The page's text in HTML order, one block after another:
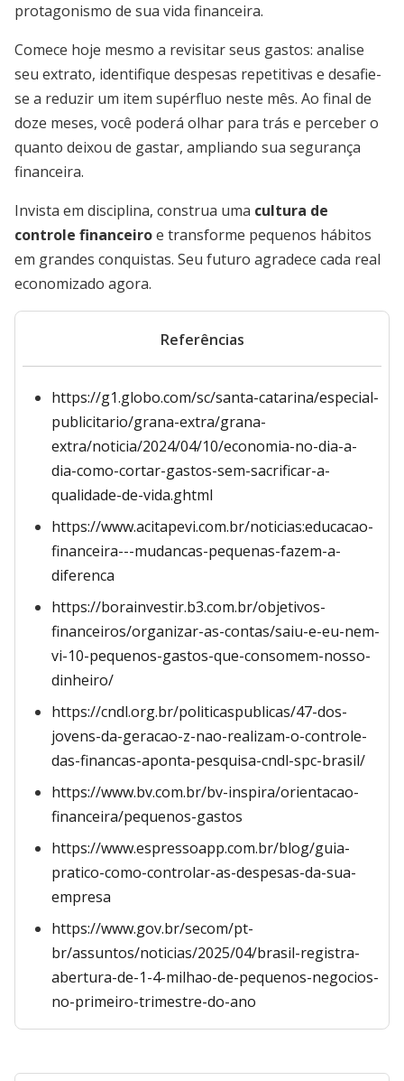
protagonismo de sua vida financeira.
Comece hoje mesmo a revisitar seus gastos: analise
seu extrato, identifique despesas repetitivas e desafie-
se a reduzir um item supérfluo neste mês. Ao final de
doze meses, você poderá olhar para trás e perceber o
quanto deixou de gastar, ampliando sua segurança
financeira.
Invista em disciplina, construa uma cultura de
controle financeiroe transforme pequenos hábitos
em grandes conquistas. Seu futuro agradece cada real
economizado agora.
Referências
https://g1.globo.com/sc/santa-catarina/especial-
publicitario/grana-extra/grana-
extra/noticia/2024/04/10/economia-no-dia-a-
dia-como-cortar-gastos-sem-sacrificar-a-
qualidade-de-vida.ghtml
https://www.acitapevi.com.br/noticias:educacao-
financeira---mudancas-pequenas-fazem-a-
diferenca
https://borainvestir.b3.com.br/objetivos-
financeiros/organizar-as-contas/saiu-e-eu-nem-
vi-10-pequenos-gastos-que-consomem-nosso-
dinheiro/
https://cndl.org.br/politicaspublicas/47-dos-
jovens-da-geracao-z-nao-realizam-o-controle-
das-financas-aponta-pesquisa-cndl-spc-brasil/
https://www.bv.com.br/bv-inspira/orientacao-
financeira/pequenos-gastos
https://www.espressoapp.com.br/blog/guia-
pratico-como-controlar-as-despesas-da-sua-
empresa
https://www.gov.br/secom/pt-
br/assuntos/noticias/2025/04/brasil-registra-
abertura-de-1-4-milhao-de-pequenos-negocios-
no-primeiro-trimestre-do-ano